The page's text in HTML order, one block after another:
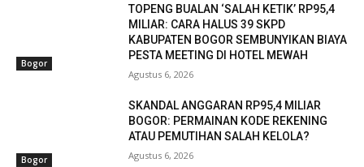
Bogor
TOPENG BUALAN ‘SALAH KETIK’ RP95,4
MILIAR: CARA HALUS 39 SKPD
KABUPATEN BOGOR SEMBUNYIKAN BIAYA
PESTA MEETING DI HOTEL MEWAH
Agustus 6, 2026
Bogor
SKANDAL ANGGARAN RP95,4 MILIAR
BOGOR: PERMAINAN KODE REKENING
ATAU PEMUTIHAN SALAH KELOLA?
Agustus 6, 2026